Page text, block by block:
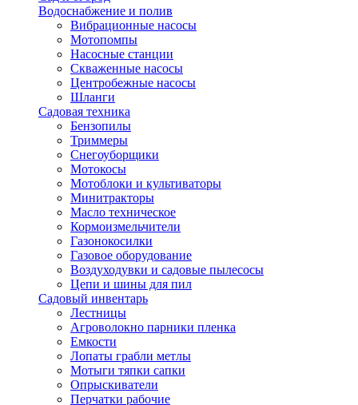
Водоснабжение и полив
Вибрационные насосы
Мотопомпы
Насосные станции
Скваженные насосы
Центробежные насосы
Шланги
Садовая техника
Бензопилы
Триммеры
Снегоуборщики
Мотокосы
Мотоблоки и культиваторы
Минитракторы
Масло техническое
Кормоизмельчители
Газонокосилки
Газовое оборудование
Воздуходувки и садовые пылесосы
Цепи и шины для пил
Садовый инвентарь
Лестницы
Агроволокно парники пленка
Емкости
Лопаты грабли метлы
Мотыги тяпки сапки
Опрыскиватели
Перчатки рабочие